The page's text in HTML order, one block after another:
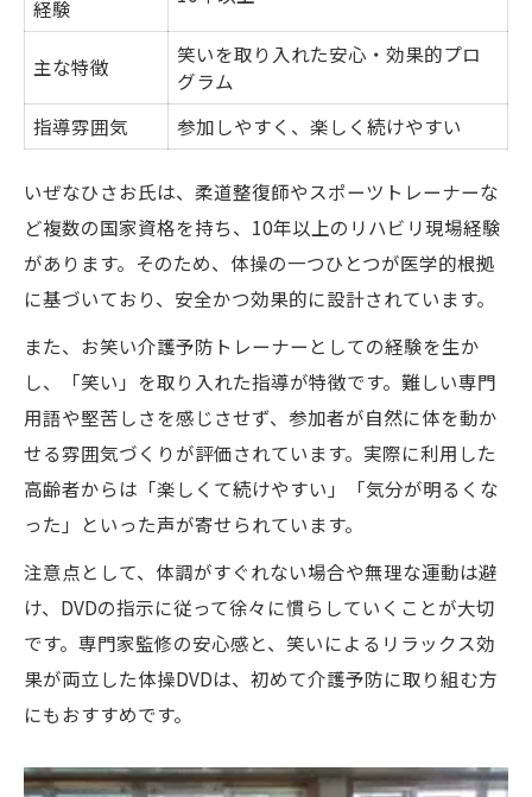
経験
主な特徴
笑いを取り入れた安心・効果的プロ
グラム
指導雰囲気
参加しやすく、楽しく続けやすい
いぜなひさお氏は、柔道整復師やスポーツトレーナーな
ど複数の国家資格を持ち、10年以上のリハビリ現場経験
があります。そのため、体操の一つひとつが医学的根拠
に基づいており、安全かつ効果的に設計されています。
また、お笑い介護予防トレーナーとしての経験を生か
し、「笑い」を取り入れた指導が特徴です。難しい専門
用語や堅苦しさを感じさせず、参加者が自然に体を動か
せる雰囲気づくりが評価されています。実際に利用した
高齢者からは「楽しくて続けやすい」「気分が明るくな
った」といった声が寄せられています。
注意点として、体調がすぐれない場合や無理な運動は避
け、DVDの指示に従って徐々に慣らしていくことが大切
です。専門家監修の安心感と、笑いによるリラックス効
果が両立した体操DVDは、初めて介護予防に取り組む方
にもおすすめです。